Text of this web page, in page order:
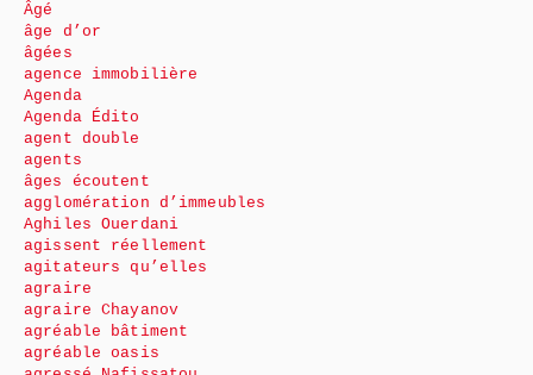
Âgé
âge d’or
âgées
agence immobilière
Agenda
Agenda Édito
agent double
agents
âges écoutent
agglomération d’immeubles
Aghiles Ouerdani
agissent réellement
agitateurs qu’elles
agraire
agraire Chayanov
agréable bâtiment
agréable oasis